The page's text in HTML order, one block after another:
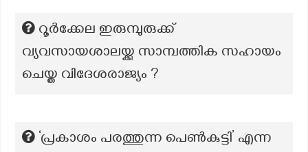
റൂർക്കേല ഇരുമ്പുരുക്ക്
വ്യവസായശാലയ്ക്കു സാമ്പത്തിക സഹായം
ചെയ്ത വിദേശരാജ്യം ?
‘പ്രകാശം പരത്തുന്ന പെൺകുട്ടി’ എന്ന